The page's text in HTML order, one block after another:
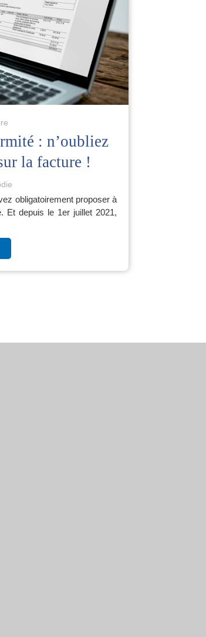
: n’oubliez
la facture !
obligatoirement proposer à
Et depuis le 1er juillet 2021,
sont manipulées.